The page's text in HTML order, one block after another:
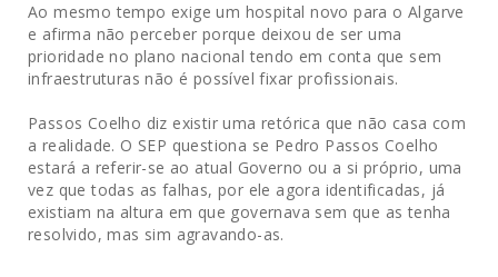
Ao mesmo tempo exige um hospital novo para o Algarve
e afirma não perceber porque deixou de ser uma
prioridade no plano nacional tendo em conta que sem
infraestruturas não é possível fixar profissionais.
Passos Coelho diz existir uma retórica que não casa com
a realidade. O SEP questiona se Pedro Passos Coelho
estará a referir-se ao atual Governo ou a si próprio, uma
vez que todas as falhas, por ele agora identificadas, já
existiam na altura em que governava sem que as tenha
resolvido, mas sim agravando-as.